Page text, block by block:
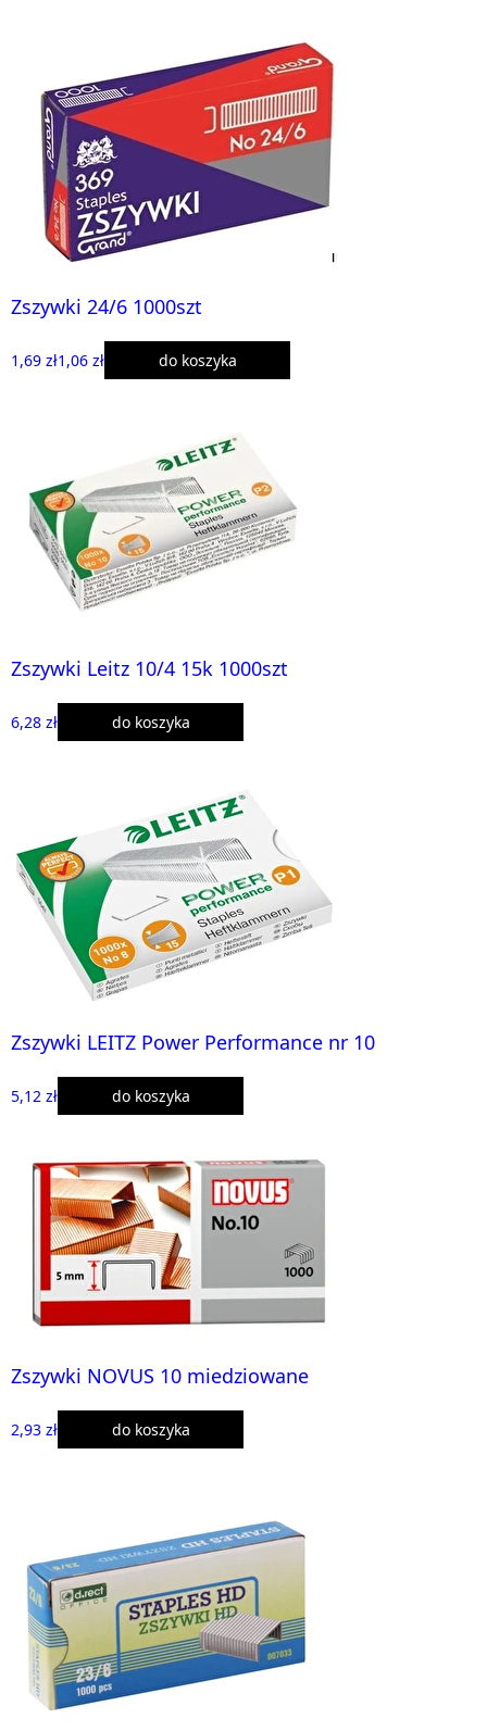
Zszywki 24/6 1000szt
1,69 zł1,06 zł do koszyka
Zszywki Leitz 10/4 15k 1000szt
6,28 zł do koszyka
Zszywki LEITZ Power Performance nr 10
5,12 zł do koszyka
Zszywki NOVUS 10 miedziowane
2,93 zł do koszyka